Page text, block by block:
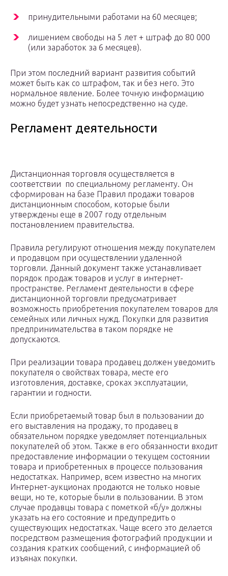
принудительными работами на 60 месяцев;
лишением свободы на 5 лет + штраф до 80 000
(или заработок за 6 месяцев).
При этом последний вариант развития событий
может быть как со штрафом, так и без него. Это
нормальное явление. Более точную информацию
можно будет узнать непосредственно на суде.
Регламент деятельности
Дистанционная торговля осуществляется в
соответствии по специальному регламенту. Он
сформирован на базе Правил продажи товаров
дистанционным способом, которые были
утверждены еще в 2007 году отдельным
постановлением правительства.
Правила регулируют отношения между покупателем
и продавцом при осуществлении удаленной
торговли. Данный документ также устанавливает
порядок продаж товаров и услуг в интернет-
пространстве. Регламент деятельности в сфере
дистанционной торговли предусматривает
возможность приобретения покупателем товаров для
семейных или личных нужд. Покупки для развития
предпринимательства в таком порядке не
допускаются.
При реализации товара продавец должен уведомить
покупателя о свойствах товара, месте его
изготовления, доставке, сроках эксплуатации,
гарантии и годности.
Если приобретаемый товар был в пользовании до
его выставления на продажу, то продавец в
обязательном порядке уведомляет потенциальных
покупателей об этом. Также в его обязанности входит
предоставление информации о текущем состоянии
товара и приобретенных в процессе пользования
недостатках. Например, всем известно на многих
Интернет-аукционах продаются не только новые
вещи, но те, которые были в пользовании. В этом
случае продавцы товара с пометкой «б/у» должны
указать на его состояние и предупредить о
существующих недостатках. Чаще всего это делается
посредством размещения фотографий продукции и
создания кратких сообщений, с информацией об
изъянах покупки.